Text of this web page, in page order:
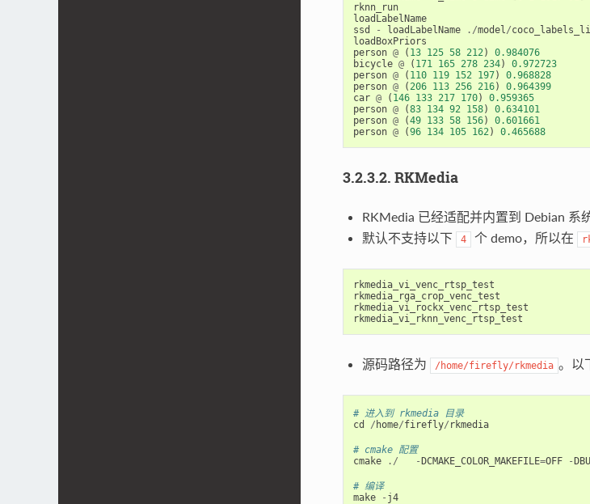
rknn_run
loadLabelName
ssd
- loadLabelName ./model/
loadBoxPriors
person @ ( 13 125 58 212)
0.984076
bicycle @ ( 171 165 278 234)
0.972723
person @ ( 110 119 152 197)
0.968828
person @ (206 113 256 216)
0.964399
car @ ( 146 133 217 170)
0.959365
person @ (83 134 92 158)
0.634101
person @ (49 133 58 156)
0.601661
person @ (96 134 105 162) 0.465688
3.2.3.2. RKMedia
RKMedia 已经适配并内置到 Debian 系
默认不支持以下
4 个 demo，所以在
rkmedia_vi_venc_rtsp_test
rkmedia_rga_crop_venc_test
rkmedia_vi_rockx_venc_rtsp_test
rkmedia_vi_rknn_venc_rtsp_test
源码路径为 /home/firefly/rkmedia 。以
# 进入到 rkmedia 目录
cd
/ home/firefly/ rkmedia
# cmake 配置
cmake
./ -DCMAKE_COLOR_MAKEFILE=OFF -
# 编译
make
- j4